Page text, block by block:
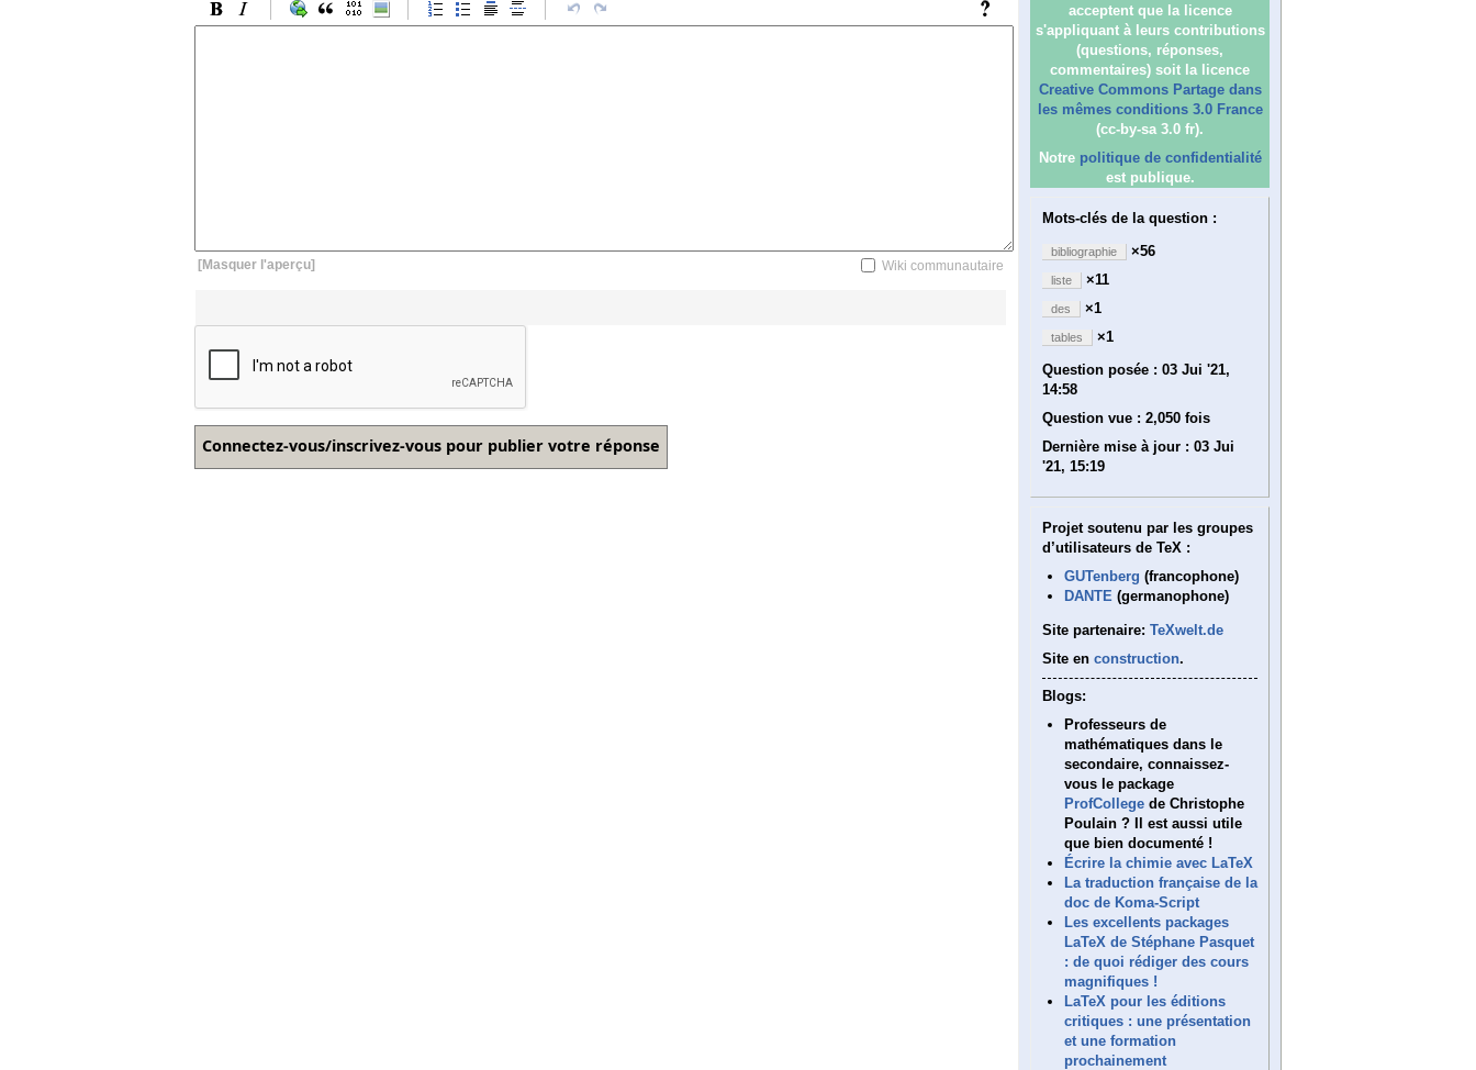
[Masquer l'aperçu] Wiki communautaire
acceptent que la licence
s'appliquant à leurs contributions
(questions, réponses,
commentaires) soit la licence
Creative Commons Partage dans
les mêmes conditions 3.0 France
(cc-by-sa 3.0 fr).
Notre politique de confidentialité
est publique.
Mots-clés de la question :
bibliographie ×56
liste ×11
des ×1
tables
×1
Question posée : 03 Jui '21,
14:58
Question vue : 2,050 fois
Dernière mise à jour : 03 Jui
'21, 15:19
Projet soutenu par les groupes
d’utilisateurs de TeX :
GUTenberg (francophone)
DANTE (germanophone)
Site partenaire: TeXwelt.de
Site en construction.
Blogs:
Professeurs de
mathématiques dans le
secondaire, connaissez-
vous le package
ProfCollege de Christophe
Poulain ? Il est aussi utile
que bien documenté !
Écrire la chimie avec LaTeX
La traduction française de la
doc de Koma-Script
Les excellents packages
LaTeX de Stéphane Pasquet
: de quoi rédiger des cours
magnifiques !
LaTeX pour les éditions
critiques : une présentation
et une formation
prochainement